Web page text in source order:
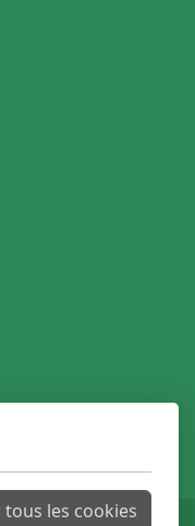
les cookies